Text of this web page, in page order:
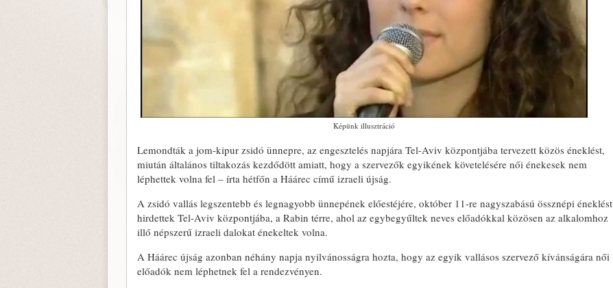
Képünk illusztráció
Lemondták a jom-kipur zsidó ünnepre, az engesztelés napjára Tel-Aviv központjába tervezett közös éneklést,
miután általános tiltakozás kezdődött amiatt, hogy a szervezők egyikének követelésére női énekesek nem
léphettek volna fel – írta hétfőn a Háárec című izraeli újság.
A zsidó vallás legszentebb és legnagyobb ünnepének előestéjére, október 11-re nagyszabású össznépi éneklést
hirdettek Tel-Aviv központjába, a Rabin térre, ahol az egybegyűltek neves előadókkal közösen az alkalomhoz
illő népszerű izraeli dalokat énekeltek volna.
A Háárec újság azonban néhány napja nyilvánosságra hozta, hogy az egyik vallásos szervező kívánságára női
előadók nem léphetnek fel a rendezvényen.